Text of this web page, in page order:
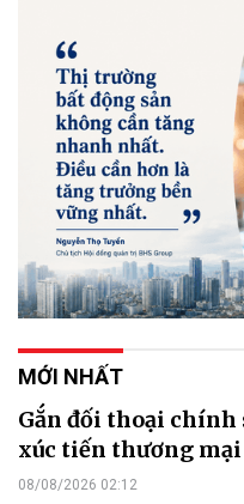
MỚI NHẤT
Gắn đối thoại chính
xúc tiến thương mại
08/08/2026 02:12